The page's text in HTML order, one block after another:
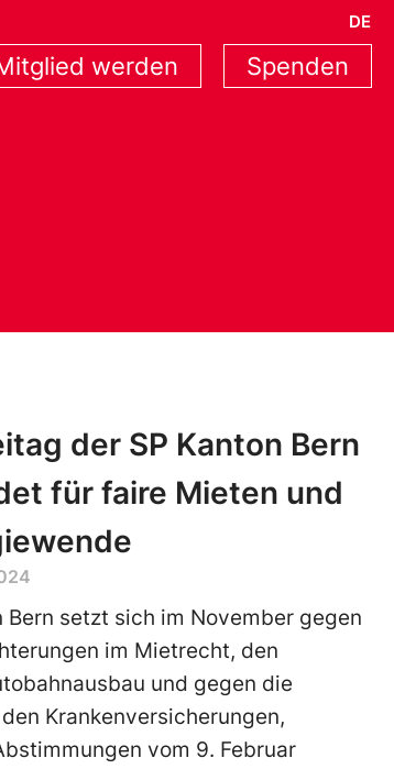
DE
werden Spenden
der SP Kanton Bern
für faire Mieten und
Bern setzt sich im November gegen
im Mietrecht, den
und gegen die
Krankenversicherungen,
vom 9. Februar